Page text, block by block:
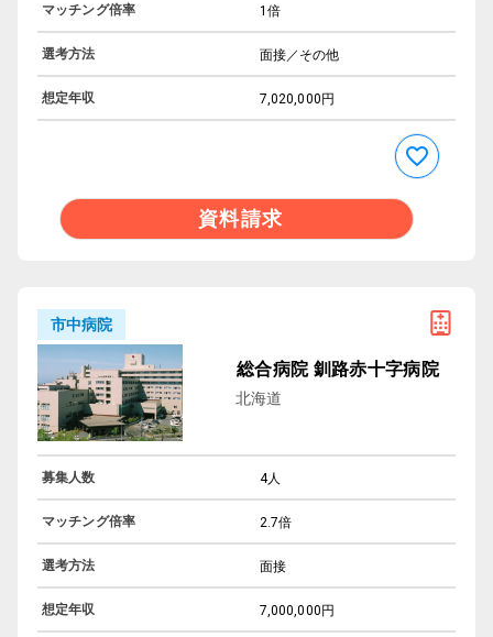
マッチング倍率 1倍
選考方法 面接／その他
想定年収 7,020,000円
資料請求
市中病院
総合病院 釧路赤十字病院
北海道
募集人数 4人
マッチング倍率 2.7倍
選考方法 面接
想定年収 7,000,000円